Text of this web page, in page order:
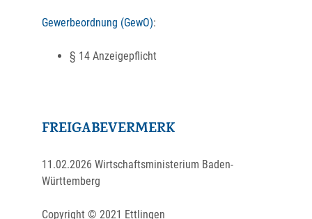
Gewerbeordnung (GewO):
§ 14 Anzeigepflicht
FREIGABEVERMERK
11.02.2026 Wirtschaftsministerium Baden-
Württemberg
Copyright © 2021 Ettlingen